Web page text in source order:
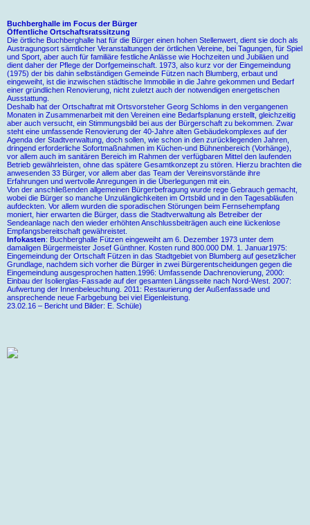
Buchberghalle im Focus der Bürger
Öffentliche Ortschaftsratssitzung
Die örtliche Buchberghalle hat für die Bürger einen hohen Stellenwert, dient sie doch als
Austragungsort sämtlicher Veranstaltungen der örtlichen Vereine, bei Tagungen, für Spiel
und Sport, aber auch für familiäre festliche Anlässe wie Hochzeiten und Jubiläen und
dient daher der Pflege der Dorfgemeinschaft. 1973, also kurz vor der Eingemeindung
(1975) der bis dahin selbständigen Gemeinde Fützen nach Blumberg, erbaut und
eingeweiht, ist die inzwischen städtische Immobilie in die Jahre gekommen und Bedarf
einer gründlichen Renovierung, nicht zuletzt auch der notwendigen energetischen
Ausstattung.
Deshalb hat der Ortschaftrat mit Ortsvorsteher Georg Schloms in den vergangenen
Monaten in Zusammenarbeit mit den Vereinen eine Bedarfsplanung erstellt, gleichzeitig
aber auch versucht, ein Stimmungsbild bei aus der Bürgerschaft zu bekommen. Zwar
steht eine umfassende Renovierung der 40-Jahre alten Gebäudekomplexes auf der
Agenda der Stadtverwaltung, doch sollen, wie schon in den zurückliegenden Jahren,
dringend erforderliche Sofortmaßnahmen im Küchen-und Bühnenbereich (Vorhänge),
vor allem auch im sanitären Bereich im Rahmen der verfügbaren Mittel den laufenden
Betrieb gewährleisten, ohne das spätere Gesamtkonzept zu stören. Hierzu brachten die
anwesenden 33 Bürger, vor allem aber das Team der Vereinsvorstände ihre
Erfahrungen und wertvolle Anregungen in die Überlegungen mit ein.
Von der anschließenden allgemeinen Bürgerbefragung wurde rege Gebrauch gemacht,
wobei die Bürger so manche Unzulänglichkeiten im Ortsbild und in den Tagesabläufen
aufdeckten. Vor allem wurden die sporadischen Störungen beim Fernsehempfang
moniert, hier erwarten die Bürger, dass die Stadtverwaltung als Betreiber der
Sendeanlage nach den wieder erhöhten Anschlussbeiträgen auch eine lückenlose
Empfangsbereitschaft gewähreistet.
Infokasten: Buchberghalle Fützen eingeweiht am 6. Dezember 1973 unter dem
damaligen Bürgermeister Josef Günthner. Kosten rund 800.000 DM. 1. Januar1975:
Eingemeindung der Ortschaft Fützen in das Stadtgebiet von Blumberg auf gesetzlicher
Grundlage, nachdem sich vorher die Bürger in zwei Bürgerentscheidungen gegen die
Eingemeindung ausgesprochen hatten.1996: Umfassende Dachrenovierung, 2000:
Einbau der Isolierglas-Fassade auf der gesamten Längsseite nach Nord-West. 2007:
Aufwertung der Innenbeleuchtung. 2011: Restaurierung der Außenfassade und
ansprechende neue Farbgebung bei viel Eigenleistung.
23.02.16 – Bericht und Bilder: E. Schüle)